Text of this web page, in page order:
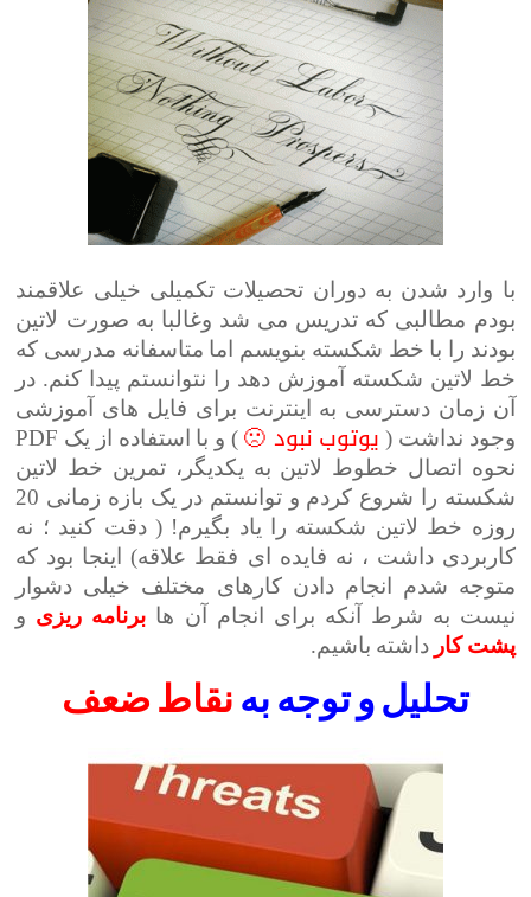
با وارد شدن به دوران تحصیلات تکمیلی خیلی علاقمند
بودم مطالبی که تدریس می شد وغالبا به صورت لاتین
بودند را با خط شکسته بنویسم اما متاسفانه مدرسی که
خط لاتین شکسته آموزش دهد را نتوانستم پیدا کنم. در
آن زمان دسترسی به اینترنت برای فایل های آموزشی
وجود نداشت ( یوتوب نبود 🙁
) و با استفاده از یک PDF
نحوه اتصال خطوط لاتین به یکدیگر، تمرین خط لاتین
شکسته را شروع کردم و توانستم در یک بازه زمانی 20
روزه خط لاتین شکسته را یاد بگیرم! ( دقت کنید ؛ نه
کاربردی داشت ، نه فایده ای فقط علاقه) اینجا بود که
متوجه شدم انجام دادن کارهای مختلف خیلی دشوار
نیست به شرط آنکه برای انجام آن ها برنامه ریزی و
پشت کار داشته باشیم.
تحلیل و توجه به نقاط ضعف